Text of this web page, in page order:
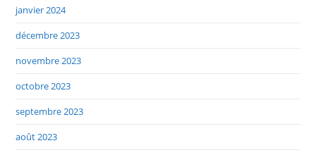
janvier 2024
décembre 2023
novembre 2023
octobre 2023
septembre 2023
août 2023